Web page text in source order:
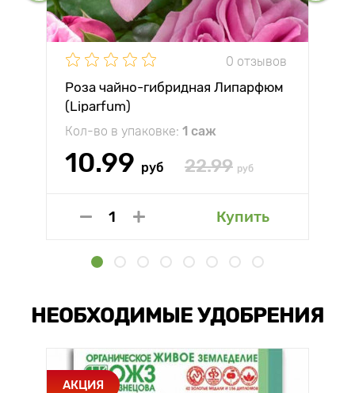
0 отзывов
Роза чайно-гибридная Липарфюм
(Liparfum)
Кол-во в упаковке: 1 саж
10.99 руб 22.99 руб
Купить
НЕОБХОДИМЫЕ УДОБРЕНИЯ
АКЦИЯ